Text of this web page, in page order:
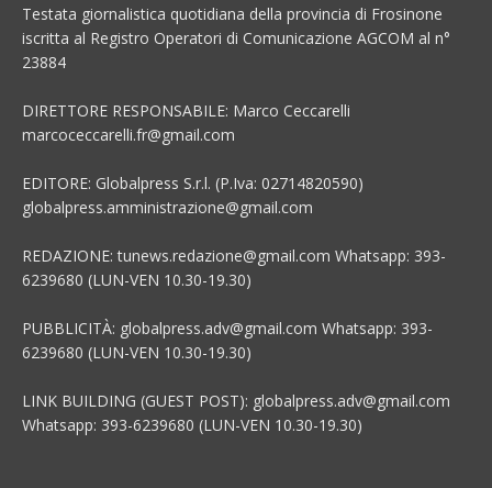
Testata giornalistica quotidiana della provincia di Frosinone
iscritta al Registro Operatori di Comunicazione AGCOM al n°
23884
DIRETTORE RESPONSABILE: Marco Ceccarelli
marcoceccarelli.fr@gmail.com
EDITORE: Globalpress S.r.l. (P.Iva: 02714820590)
globalpress.amministrazione@gmail.com
REDAZIONE: tunews.redazione@gmail.com Whatsapp: 393-
6239680 (LUN-VEN 10.30-19.30)
PUBBLICITÀ: globalpress.adv@gmail.com Whatsapp: 393-
6239680 (LUN-VEN 10.30-19.30)
LINK BUILDING (GUEST POST): globalpress.adv@gmail.com
Whatsapp: 393-6239680 (LUN-VEN 10.30-19.30)